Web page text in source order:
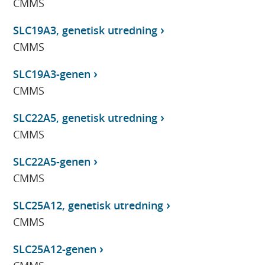
CMMS
SLC19A3, genetisk utredning
CMMS
SLC19A3-genen
CMMS
SLC22A5, genetisk utredning
CMMS
SLC22A5-genen
CMMS
SLC25A12, genetisk utredning
CMMS
SLC25A12-genen